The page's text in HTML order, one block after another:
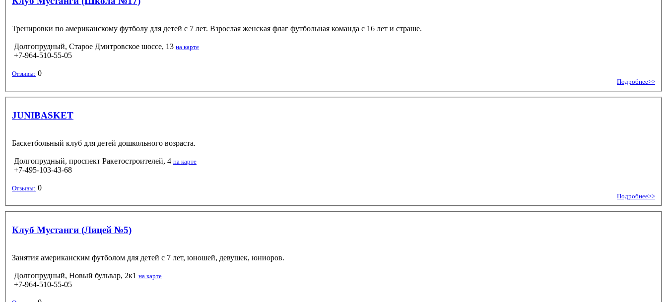
Тренировки по американскому футболу для детей с 7 лет. Взрослая женская флаг футбольная команда с 16 лет и страше.
Долгопрудный, Старое Дмитровское шоссе, 13 на карте
+7-964-510-55-05
Отзывы: 0
Подробнее>>
JUNIBASKET
Баскетбольный клуб для детей дошкольного возраста.
Долгопрудный, проспект Ракетостроителей, 4 на карте
+7-495-103-43-68
Отзывы: 0
Подробнее>>
Клуб Мустанги (Лицей №5)
Занятия американским футболом для детей с 7 лет, юношей, девушек, юниоров.
Долгопрудный, Новый бульвар, 2к1 на карте
+7-964-510-55-05